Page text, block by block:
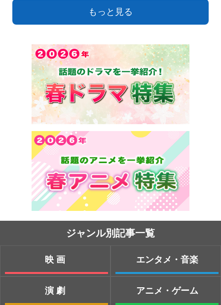
もっと見る
ジャンル別記事一覧
映画
演劇
エンタメ・音楽
アニメ・ゲーム